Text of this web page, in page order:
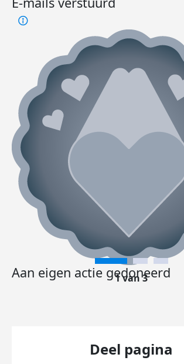
Aan eigen actie gedoneerd
1 van 3
Deel pagina